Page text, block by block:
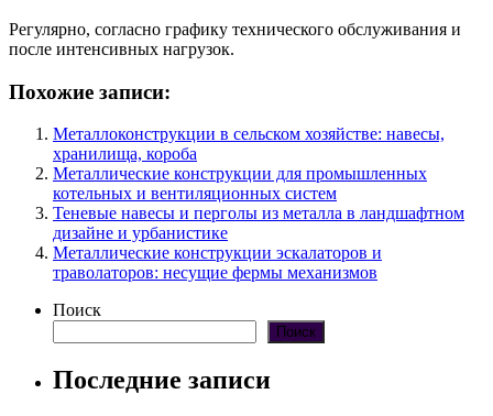
Регулярно, согласно графику технического обслуживания и
после интенсивных нагрузок.
Похожие записи:
Металлоконструкции в сельском хозяйстве: навесы,
хранилища, короба
Металлические конструкции для промышленных
котельных и вентиляционных систем
Теневые навесы и перголы из металла в ландшафтном
дизайне и урбанистике
Металлические конструкции эскалаторов и
траволаторов: несущие фермы механизмов
Поиск
Поиск
Последние записи